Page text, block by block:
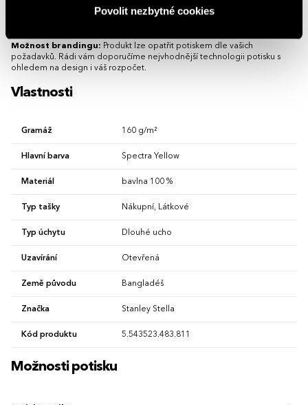
Povolit nezbytné cookies
velmi dobře hodí pro firemní branding s potiskem nebo výšivkou. Lehkou
Možnost brandingu: Produkt lze opatřit potiskem dle vašich
požadavků. Rádi vám doporučíme nejvhodnější technologii potisku s
ohledem na design i váš rozpočet.
Vlastnosti
Gramáž 160 g/m²
Hlavní barva Spectra Yellow
Materiál bavlna 100 %
Typ tašky Nákupní, Látkové
Typ úchytu Dlouhé ucho
Uzavírání Otevřená
Země původu Bangladéš
Značka Stanley Stella
Kód produktu 5.543523.483.811
Možnosti potisku